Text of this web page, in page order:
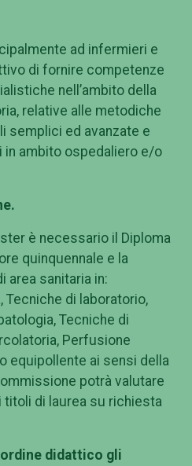
ad infermieri e
di fornire competenze
nell’ambito della
relative alle metodiche
semplici ed avanzate e
ambito ospedaliero e/o
è necessario il Diploma
quinquennale e la
area sanitaria in:
Tecniche di laboratorio,
Tecniche di
Perfusione
equipollente ai sensi della
potrà valutare
titoli di laurea su richiesta
didattico gli